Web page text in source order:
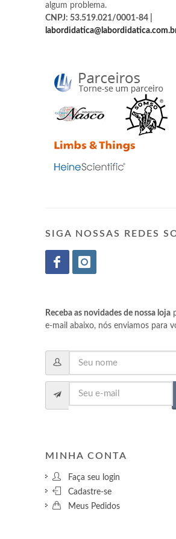
algum problema.
CNPJ: 53.519.021/0001-84 |
SIGA NOSSAS REDES
Receba as novidades de nossa loja
e-mail abaixo, nós enviamos para
MINHA CONTA
Faça seu login
Cadastre-se
Meus Pedidos